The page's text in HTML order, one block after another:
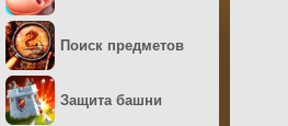
Поиск предметов
Защита башни